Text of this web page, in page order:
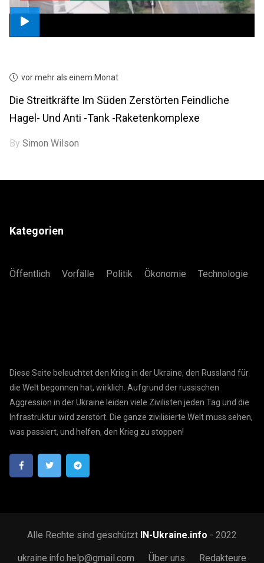
vor mehr als einem Monat
Die Streitkräfte Im Süden Zerstörten Feindliche
Hagel- Und Anti -Tank -Raketenkomplexe
BySimon Wilson
Kategorien
Öffentlich Vorfälle Politik Ökonomie Technologie
Diese Seite beleuchtet den Krieg in der Ukraine, den Russland für
die Welt begonnen hat, wirklich. Aufgrund der russischen
Aggression in der Ukraine leiden viele Zivilisten jeden Tag und die
Infrastruktur wird zerstört. Die ganze zivilisierte Welt muss sehen,
was passiert, und helfen, den Krieg zu stoppen!
Alle Rechte sind geschützt IN-Ukraine.info - 2022
ukraine.info.help@gmail.com Über uns Redakteure